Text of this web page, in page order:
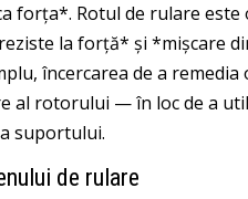
forța*. Rotul de rulare
la forță* și *mișcare
încercarea de a
al rotorului — în loc de a
suportului.
de rulare